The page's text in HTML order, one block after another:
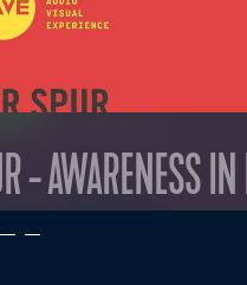
- AWARENESS IN